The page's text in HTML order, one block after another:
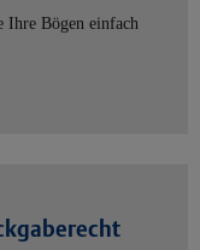
Ihre Bögen einfach